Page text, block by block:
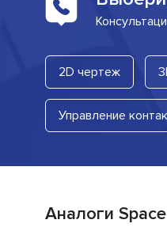
2D чертеж
Управление
Аналоги